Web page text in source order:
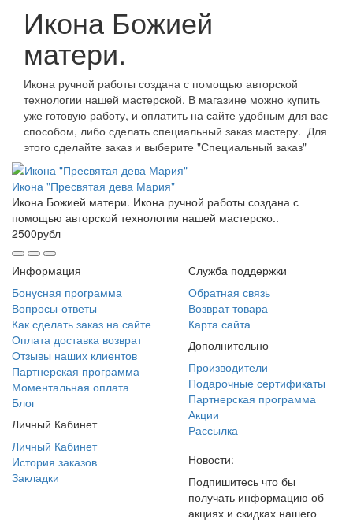
Икона Божией
матери.
Икона ручной работы создана с помощью авторской
технологии нашей мастерской. В магазине можно купить
уже готовую работу, и оплатить на сайте удобным для вас
способом, либо сделать специальный заказ мастеру. Для
этого сделайте заказ и выберите "Специальный заказ"
Икона "Пресвятая дева Мария"
Икона Божией матери. Икона ручной работы создана с
помощью авторской технологии нашей мастерско..
2500рубл
Информация
Бонусная программа
Вопросы-ответы
Как сделать заказ на сайте
Оплата доставка возврат
Отзывы наших клиентов
Партнерская программа
Моментальная оплата
Блог
Личный Кабинет
Личный Кабинет
История заказов
Закладки
Служба поддержки
Обратная связь
Возврат товара
Карта сайта
Дополнительно
Производители
Подарочные сертификаты
Партнерская программа
Акции
Рассылка
Новости:
Подпишитесь что бы
получать информацию об
акциях и скидках нашего